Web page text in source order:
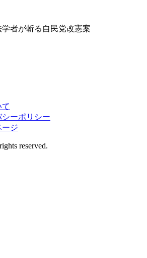
者が斬る自民党改憲案
ーポリシー
ージ
reserved.